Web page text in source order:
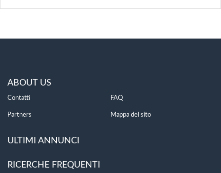
ABOUT US
Contatti FAQ
Partners Mappa del sito
ULTIMI ANNUNCI
RICERCHE FREQUENTI